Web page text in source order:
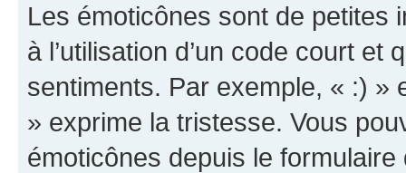
Les émoticônes sont de petites
à l’utilisation d’un code court et
sentiments. Par exemple, « :) »
» exprime la tristesse. Vous
émoticônes depuis le